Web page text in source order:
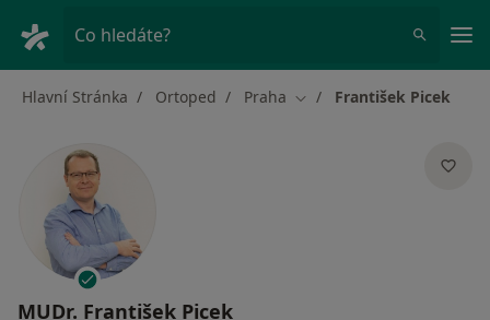
Co hledáte?
Hlavní Stránka Ortoped Praha Změna města
František Picek
MUDr. František Picek